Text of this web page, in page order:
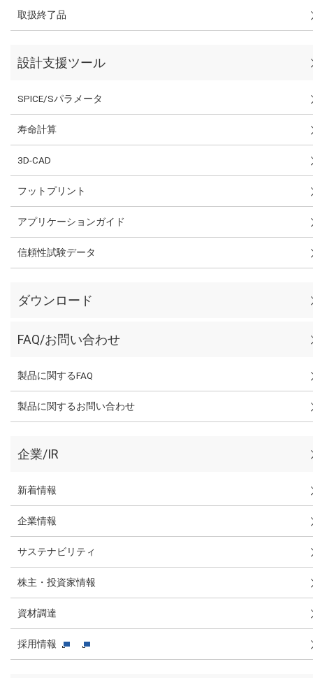
取扱終了品
設計支援ツール
SPICE/Sパラメータ
寿命計算
3D-CAD
フットプリント
アプリケーションガイド
信頼性試験データ
ダウンロード
FAQ/お問い合わせ
製品に関するFAQ
製品に関するお問い合わせ
企業/IR
新着情報
企業情報
サステナビリティ
株主・投資家情報
資材調達
採用情報